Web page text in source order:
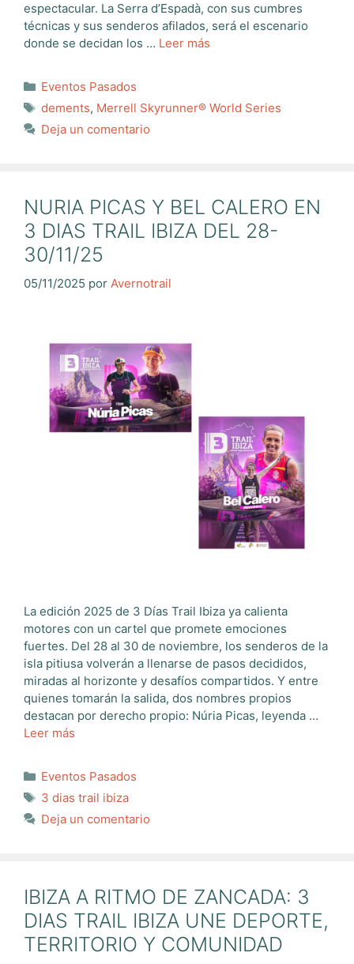
espectacular. La Serra d’Espadà, con sus cumbres
técnicas y sus senderos afilados, será el escenario
donde se decidan los … Leer más
Categorías
Eventos Pasados
Etiquetas
dements, Merrell Skyrunner® World Series
Deja un comentario
NURIA PICAS Y BEL CALERO EN
3 DIAS TRAIL IBIZA DEL 28-
30/11/25
05/11/2025 por Avernotrail
La edición 2025 de 3 Días Trail Ibiza ya calienta
motores con un cartel que promete emociones
fuertes. Del 28 al 30 de noviembre, los senderos de la
isla pitiusa volverán a llenarse de pasos decididos,
miradas al horizonte y desafíos compartidos. Y entre
quienes tomarán la salida, dos nombres propios
destacan por derecho propio: Núria Picas, leyenda …
Leer más
Categorías
Eventos Pasados
Etiquetas
3 dias trail ibiza
Deja un comentario
IBIZA A RITMO DE ZANCADA: 3
DIAS TRAIL IBIZA UNE DEPORTE,
TERRITORIO Y COMUNIDAD